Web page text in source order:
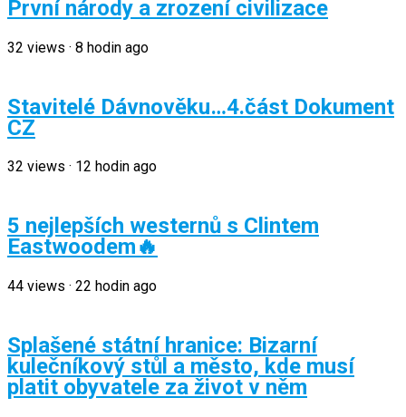
První národy a zrození civilizace
32 views · 8 hodin ago
Stavitelé Dávnověku…4.část Dokument
CZ
32 views · 12 hodin ago
5 nejlepších westernů s Clintem
Eastwoodem🔥
44 views · 22 hodin ago
Splašené státní hranice: Bizarní
kulečníkový stůl a město, kde musí
platit obyvatele za život v něm